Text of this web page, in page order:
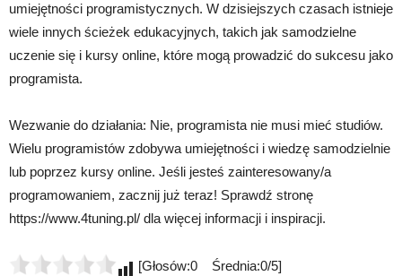
umiejętności programistycznych. W dzisiejszych czasach istnieje
wiele innych ścieżek edukacyjnych, takich jak samodzielne
uczenie się i kursy online, które mogą prowadzić do sukcesu jako
programista.
Wezwanie do działania: Nie, programista nie musi mieć studiów.
Wielu programistów zdobywa umiejętności i wiedzę samodzielnie
lub poprzez kursy online. Jeśli jesteś zainteresowany/a
programowaniem, zacznij już teraz! Sprawdź stronę
https://www.4tuning.pl/ dla więcej informacji i inspiracji.
[Głosów:0 Średnia:0/5]